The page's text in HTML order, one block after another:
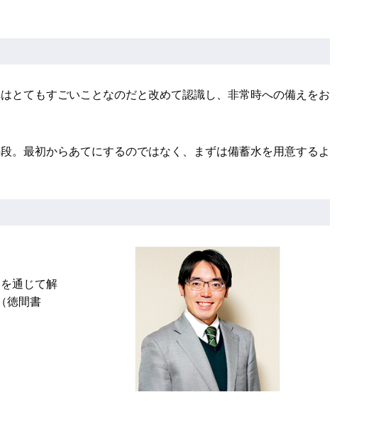
とてもすごいことなのだと改めて認識し、非常時への備えをお
。最初からあてにするのではなく、まずは備蓄水を用意するよ
通じて解
徳間書